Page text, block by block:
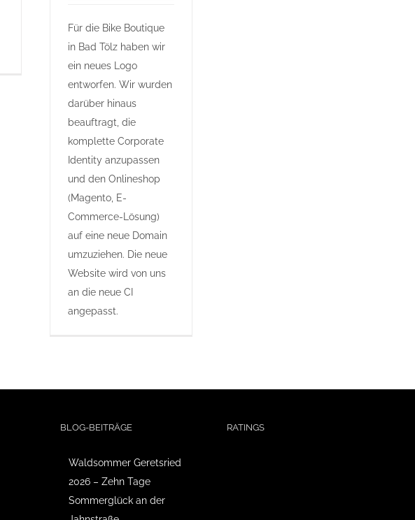
Für die Bike Boutique
in Bad Tölz haben wir
ein neues Logo
entworfen. Wir wurden
darüber hinaus
beauftragt, die
komplette Corporate
Identity anzupassen
und den Onlineshop
(Magento, E-
Commerce-Lösung)
auf eine neue Domain
umzuziehen. Die neue
Website wird von uns
an die neue CI
angepasst.
BLOG-BEITRÄGE
Waldsommer Geretsried
2026 – Zehn Tage
Sommerglück an der
RATINGS